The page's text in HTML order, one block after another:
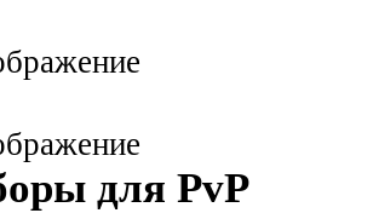
для PvP